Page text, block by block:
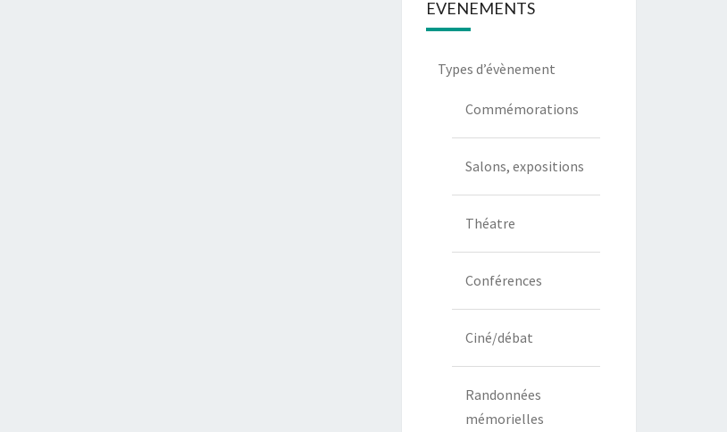
EVENEMENTS
Types d’évènement
Commémorations
Salons, expositions
Théatre
Conférences
Ciné/débat
Randonnées
mémorielles